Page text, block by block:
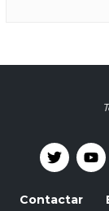
Contactar